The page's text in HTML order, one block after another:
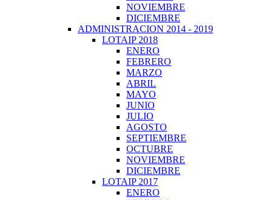
NOVIEMBRE
DICIEMBRE
ADMINISTRACION 2014 - 2019
LOTAIP 2018
ENERO
FEBRERO
MARZO
ABRIL
MAYO
JUNIO
JULIO
AGOSTO
SEPTIEMBRE
OCTUBRE
NOVIEMBRE
DICIEMBRE
LOTAIP 2017
ENERO